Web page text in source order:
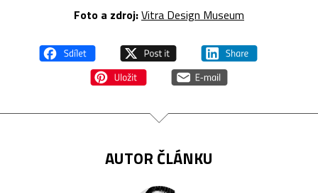
Foto a zdroj:Vitra Design Museum
AUTOR ČLÁNKU